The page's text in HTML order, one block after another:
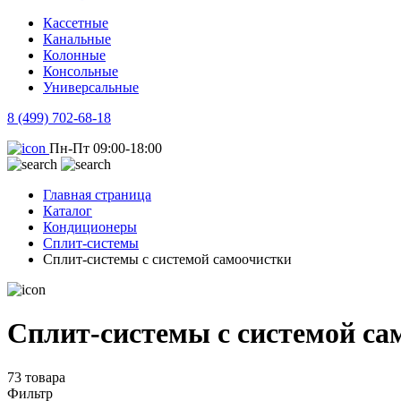
Кассетные
Канальные
Колонные
Консольные
Универсальные
8 (499) 702-68-18
Пн-Пт 09:00-18:00
Главная страница
Каталог
Кондиционеры
Сплит-системы
Сплит-системы с системой самоочистки
Сплит-системы с системой
73 товара
Фильтр